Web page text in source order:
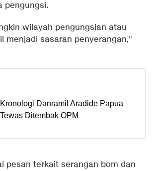
pengungsi.
wilayah pengungsian atau
menjadi sasaran penyerangan,"
Kronologi Danramil Aradide Papua
Tewas Ditembak OPM
pesan terkait serangan bom dan